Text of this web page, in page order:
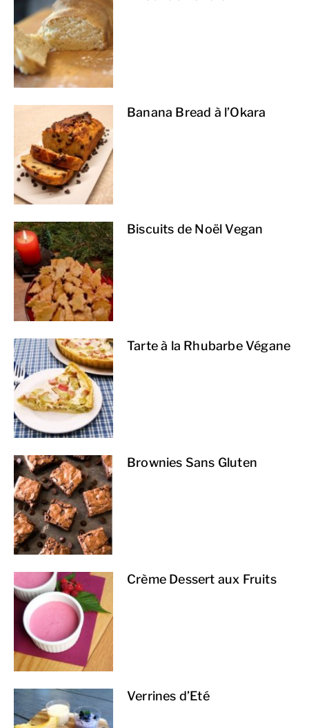
Banana Bread à l’Okara
Biscuits de Noël Vegan
Tarte à la Rhubarbe Végane
Brownies Sans Gluten
Crème Dessert aux Fruits
Verrines d’Eté